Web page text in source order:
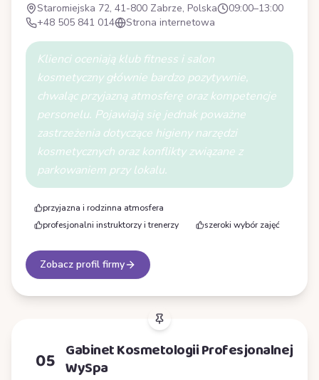
Staromiejska 72, 41-800 Zabrze, Polska
09:00–13:00
+48 505 841 014
Strona internetowa
Klienci oceniają klub fitness i salon
kosmetyczny głównie bardzo pozytywnie,
chwaląc przyjazną atmosferę oraz kompetencje
personelu. Pojawiają się jednak poważne
zastrzeżenia dotyczące higieny narzędzi
kosmetycznych oraz konflikty związane z
parkowaniem przy lokalu.
przyjazna i rodzinna atmosfera
profesjonalni instruktorzy i trenerzy
szeroki wybór zajęć
Zobacz profil firmy
05 Gabinet Kosmetologii Profesjonalnej
WySpa